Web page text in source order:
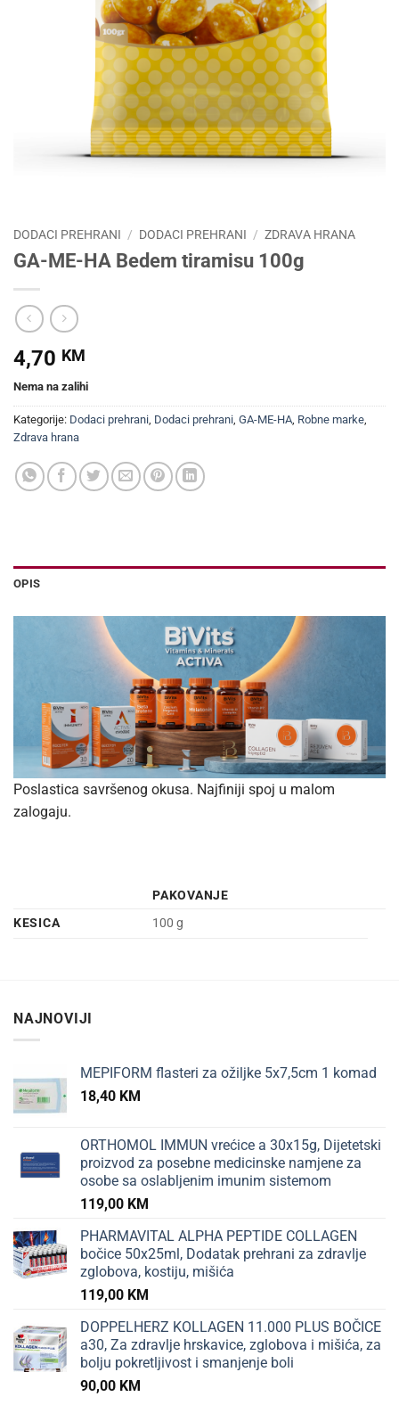
DODACI PREHRANI / DODACI PREHRANI / ZDRAVA HRANA
GA-ME-HA Bedem tiramisu 100g
4,70 KM
Nema na zalihi
Kategorije: Dodaci prehrani Dodaci prehrani GA-ME-HA Robne marke
Zdrava hrana
OPIS
Poslastica savršenog okusa. Najfiniji spoj u malom
zalogaju.
PAKOVANJE
KESICA
100 g
NAJNOVIJI
MEPIFORM flasteri za ožiljke 5x7,5cm 1 komad
18,40 KM
ORTHOMOL IMMUN vrećice a 30x15g, Dijetetski
proizvod za posebne medicinske namjene za
osobe sa oslabljenim imunim sistemom
119,00 KM
PHARMAVITAL ALPHA PEPTIDE COLLAGEN
bočice 50x25ml, Dodatak prehrani za zdravlje
zglobova, kostiju, mišića
119,00 KM
DOPPELHERZ KOLLAGEN 11.000 PLUS BOČICE
a30, Za zdravlje hrskavice, zglobova i mišića, za
bolju pokretljivost i smanjenje boli
90,00 KM